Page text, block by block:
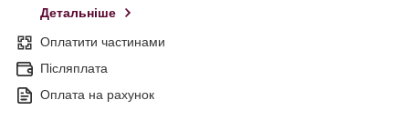
Детальніше
Оплатити частинами
Післяплата
Оплата на рахунок